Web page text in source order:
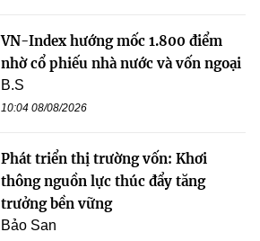
VN-Index hướng mốc 1.800 điểm
nhờ cổ phiếu nhà nước và vốn ngoại
B.S
10:04 08/08/2026
Phát triển thị trường vốn: Khơi
thông nguồn lực thúc đẩy tăng
trưởng bền vững
Bảo San